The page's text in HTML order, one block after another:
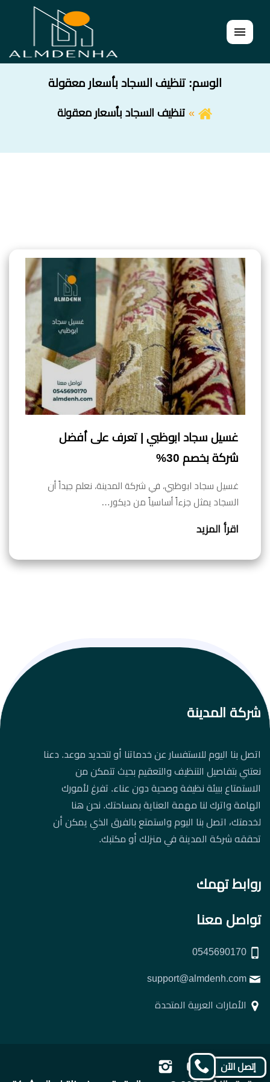
القائمة
الوسم: تنظيف السجاد بأسعار معقولة
تنظيف السجاد بأسعار معقولة
غسيل سجاد ابوظبي | تعرف على أفضل
شركة بخصم 30%
غسيل سجاد ابوظبي، في شركة المدينة، نعلم جيداً أن
السجاد يمثل جزءاً أساسياً من ديكور…
اقرأ المزيد
شركة المدينة
اتصل بنا اليوم للاستفسار عن خدماتنا أو لتحديد موعد. دعنا
نعتني بتفاصيل التنظيف والتعقيم بحيث تتمكن من
الاستمتاع ببيئة نظيفة وصحية دون عناء. تفرغ لأمورك
الهامة واترك لنا مهمة العناية بمساحتك. نحن هنا
لخدمتك، اتصل بنا اليوم واستمتع بالفرق الذي يمكن أن
تحققه شركة المدينة في منزلك أو مكتبك.
روابط تهمك
تواصل معنا
الأمارات العربية المتحدة
تابعنا
تابعنا
تابعنا
إتصل الآن